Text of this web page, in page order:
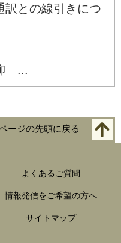
訳との線引きにつ
...
ージの先頭に戻る
よくあるご質問
情報発信をご希望の方へ
サイトマップ